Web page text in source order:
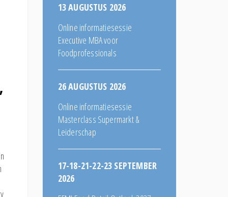
13 AUGUSTUS 2026
Online informatiesessie
Executive MBA voor
Foodprofessionals
26 AUGUSTUS 2026
Online informatiesessie
Masterclass Supermarkt &
Leiderschap
17-18-21-22-23 SEPTEMBER
2026